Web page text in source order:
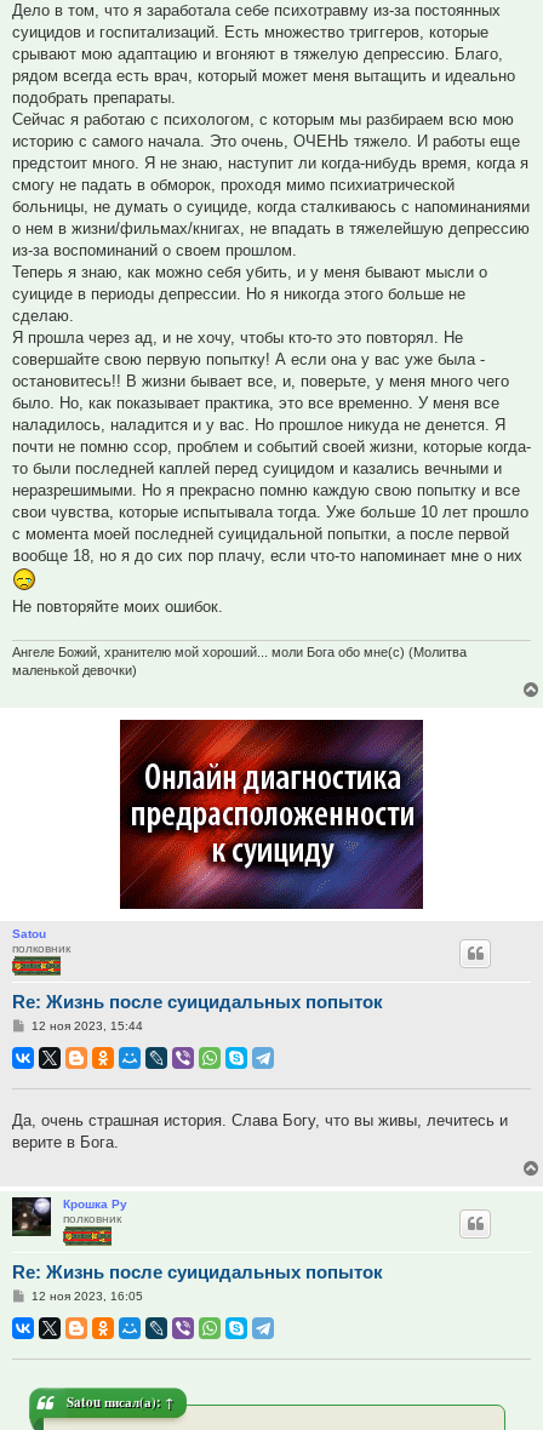
Дело в том, что я заработала себе психотравму из-за постоянных
суицидов и госпитализаций. Есть множество триггеров, которые
срывают мою адаптацию и вгоняют в тяжелую депрессию. Благо,
рядом всегда есть врач, который может меня вытащить и идеально
подобрать препараты.
Сейчас я работаю с психологом, с которым мы разбираем всю мою
историю с самого начала. Это очень, ОЧЕНЬ тяжело. И работы еще
предстоит много. Я не знаю, наступит ли когда-нибудь время, когда я
смогу не падать в обморок, проходя мимо психиатрической
больницы, не думать о суициде, когда сталкиваюсь с напоминаниями
о нем в жизни/фильмах/книгах, не впадать в тяжелейшую депрессию
из-за воспоминаний о своем прошлом.
Теперь я знаю, как можно себя убить, и у меня бывают мысли о
суициде в периоды депрессии. Но я никогда этого больше не
сделаю.
Я прошла через ад, и не хочу, чтобы кто-то это повторял. Не
совершайте свою первую попытку! А если она у вас уже была -
остановитесь!! В жизни бывает все, и, поверьте, у меня много чего
было. Но, как показывает практика, это все временно. У меня все
наладилось, наладится и у вас. Но прошлое никуда не денется. Я
почти не помню ссор, проблем и событий своей жизни, которые когда-
то были последней каплей перед суицидом и казались вечными и
неразрешимыми. Но я прекрасно помню каждую свою попытку и все
свои чувства, которые испытывала тогда. Уже больше 10 лет прошло
с момента моей последней суицидальной попытки, а после первой
вообще 18, но я до сих пор плачу, если что-то напоминает мне о них
Не повторяйте моих ошибок.
Ангеле Божий, хранителю мой хороший... моли Бога обо мне(с) (Молитва
маленькой девочки)
Satou
полковник
Re: Жизнь после суицидальных попыток
Сообщение
12 ноя 2023, 15:44
Да, очень страшная история. Слава Богу, что вы живы, лечитесь и
верите в Бога.
Крошка Ру
полковник
Re: Жизнь после суицидальных попыток
Сообщение
12 ноя 2023, 16:05
Satouписал(а): ↑